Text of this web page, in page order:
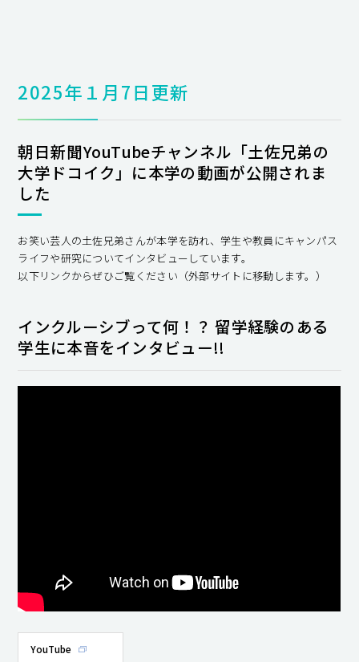
2025年１月7日更新
朝日新聞YouTubeチャンネル「土佐兄弟の
大学ドコイク」に本学の動画が公開されま
した
お笑い芸人の土佐兄弟さんが本学を訪れ、学生や教員にキャンパス
ライフや研究についてインタビューしています。
以下リンクからぜひご覧ください（外部サイトに移動します。）
インクルーシブって何！？ 留学経験のある
学生に本音をインタビュー!!
YouTube